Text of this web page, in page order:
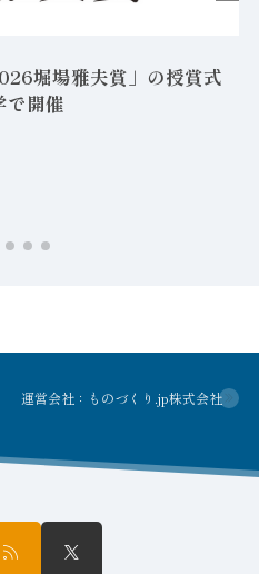
堀場雅夫賞」の授賞式
で開催
運営会社：ものづくり.jp株式会社